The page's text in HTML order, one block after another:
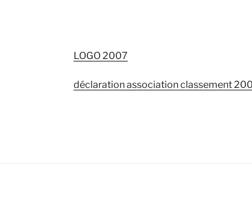
LOGO 2007
déclaration association classement